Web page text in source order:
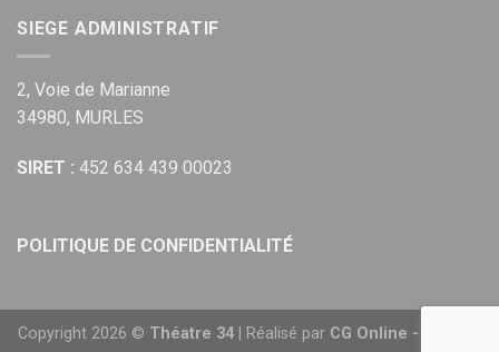
SIEGE ADMINISTRATIF
2, Voie de Marianne
34980, MURLES
SIRET : 452 634 439 00023
POLITIQUE DE CONFIDENTIALITÉ
Copyright 2026 © Théatre 34| Réalisé par CG Online - Agence